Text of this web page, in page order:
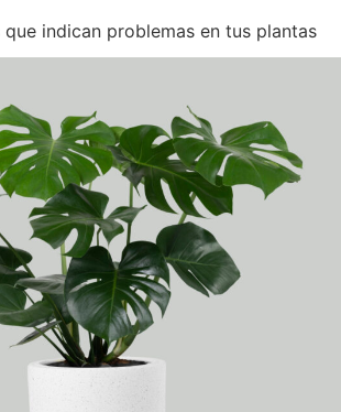
que indican problemas en tus plantas